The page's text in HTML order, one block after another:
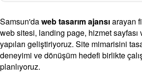
Samsun'daweb tasarım ajansıarayan
web sitesi, landing page, hizmet
yapıları geliştiriyoruz. Site mimarisini
deneyimi ve dönüşüm hedefi birlikte
planlıyoruz.